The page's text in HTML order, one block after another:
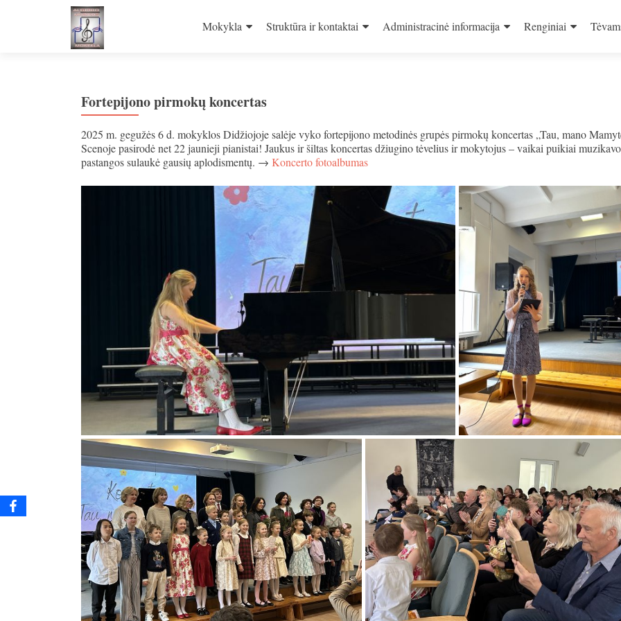
to
Mokykla Struktūra ir kontaktai Administracinė informacija Renginiai
Fortepijono pirmokų koncertas
2025 m. gegužės 6 d. mokyklos Didžiojoje salėje vyko fortepijono metodinės grupės pirmokų koncertas „Tau, mano
Scenoje pasirodė net 22 jaunieji pianistai! Jaukus ir šiltas koncertas džiugino tėvelius ir mokytojus – vaikai puikiai
pastangos sulaukė gausių aplodismentų. → Koncerto fotoalbumas